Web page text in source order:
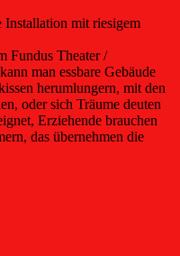
Installation mit riesigem
Fundus Theater /
man essbare Gebäude
herumlungern, mit den
oder sich Träume deuten
Erziehende brauchen
das übernehmen die